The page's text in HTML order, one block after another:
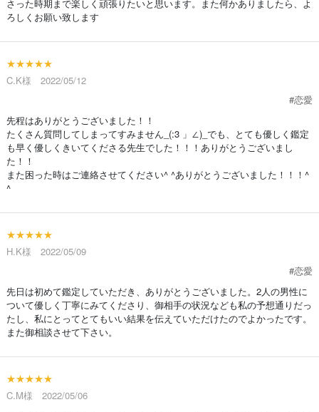
さった時期まで楽しく頑張りたいと思います。また何かありましたら、よ
ろしくお願い致します
★★★★★
C.K様 2022/05/12
#恋愛
先程はありがとうございました！！
たくさん質問してしまってすみません_(:3 」∠)_でも、とても優しく鑑定
も早く優しくきいてくださる先生でした！！！ありがとうございまし
た！！
また困った時はご連絡させてください^ ^ありがとうございました！！！^
^
★★★★★
H.K様 2022/05/09
#恋愛
先日は初めて鑑定していただき、ありがとうございました。2人の男性に
ついて優しく丁寧にみてくださり、御相手の状況なども私の予想通りだっ
たし、私にとってとてもいい結果を伝えていただけたのでよかったです。
また御相談させて下さい。
★★★★★
C.M様 2022/05/06